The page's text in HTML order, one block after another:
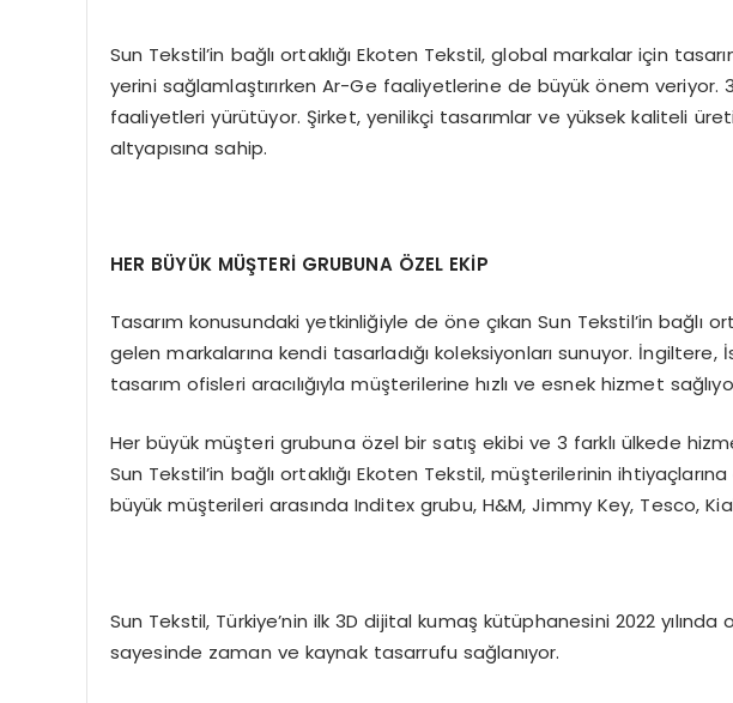
Sun Tekstil’in bağlı ortaklığı Ekoten Tekstil, global markalar için
yerini sağlamlaştırırken Ar-Ge faaliyetlerine de büyük önem veriyor.
faaliyetleri yürütüyor. Şirket, yenilikçi tasarımlar ve yüksek kaliteli
altyapısına sahip.
HER BÜYÜK MÜŞTERİ GRUBUNA ÖZEL EKİP
Tasarım konusundaki yetkinliğiyle de öne çıkan Sun Tekstil’in bağlı
gelen markalarına kendi tasarladığı koleksiyonları sunuyor. İngiltere,
tasarım ofisleri aracılığıyla müşterilerine hızlı ve esnek hizmet
Her büyük müşteri grubuna özel bir satış ekibi ve 3 farklı ülkede
Sun Tekstil’in bağlı ortaklığı Ekoten Tekstil, müşterilerinin
büyük müşterileri arasında Inditex grubu, H&M, Jimmy Key, Tesco,
Sun Tekstil, Türkiye’nin ilk 3D dijital kumaş kütüphanesini 2022
sayesinde zaman ve kaynak tasarrufu sağlanıyor.